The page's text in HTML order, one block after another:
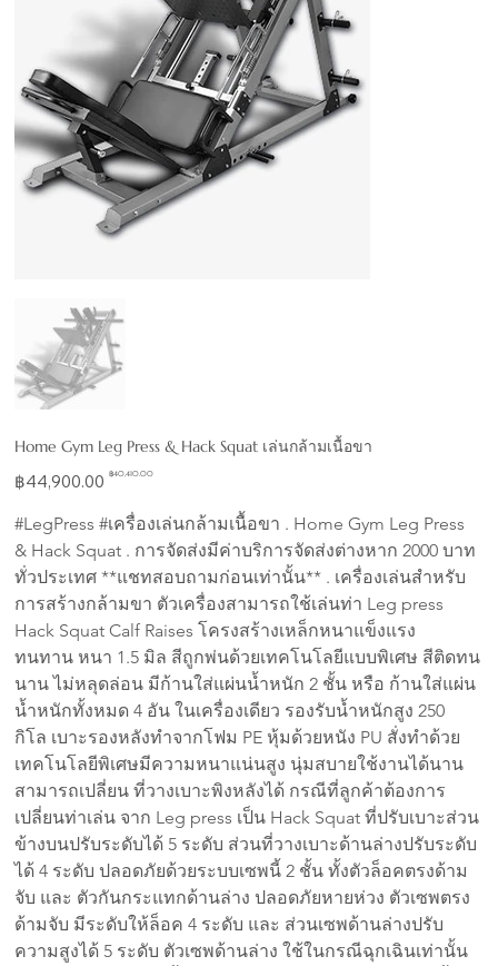
Home Gym Leg Press & Hack Squat เล่นกล้ามเนื้อขา
Original
price
฿44,900.00 Sale
฿40,410.00
#LegPress #เครื่องเล่นกล้ามเนื้อขา . Home Gym Leg Press
& Hack Squat . การจัดส่งมีค่าบริการจัดส่งต่างหาก 2000 บาท
ทั่วประเทศ **แชทสอบถามก่อนเท่านั้น** . เครื่องเล่นสำหรับ
การสร้างกล้ามขา ตัวเครื่องสามารถใช้เล่นท่า Leg press
Hack Squat Calf Raises โครงสร้างเหล็กหนาแข็งแรง
ทนทาน หนา 1.5 มิล สีถูกพ่นด้วยเทคโนโลยีแบบพิเศษ สีติดทน
นาน ไม่หลุดล่อน มีก้านใส่แผ่นน้ำหนัก 2 ชั้น หรือ ก้านใส่แผ่น
น้ำหนักทั้งหมด 4 อัน ในเครื่องเดียว รองรับน้ำหนักสูง 250
กิโล เบาะรองหลังทำจากโฟม PE หุ้มด้วยหนัง PU สั่งทำด้วย
เทคโนโลยีพิเศษมีความหนาแน่นสูง นุ่มสบายใช้งานได้นาน
สามารถเปลี่ยน ที่วางเบาะพิงหลังได้ กรณีที่ลูกค้าต้องการ
เปลี่ยนท่าเล่น จาก Leg press เป็น Hack Squat ที่ปรับเบาะส่วน
ข้างบนปรับระดับได้ 5 ระดับ ส่วนที่วางเบาะด้านล่างปรับระดับ
ได้ 4 ระดับ ปลอดภัยด้วยระบบเซพนี้ 2 ชั้น ทั้งตัวล็อคตรงด้าม
จับ และ ตัวกันกระแทกด้านล่าง ปลอดภัยหายห่วง ตัวเซพตรง
ด้ามจับ มีระดับให้ล็อค 4 ระดับ และ ส่วนเซพด้านล่างปรับ
ความสูงได้ 5 ระดับ ตัวเซพด้านล่าง ใช้ในกรณีฉุกเฉินเท่านั้น